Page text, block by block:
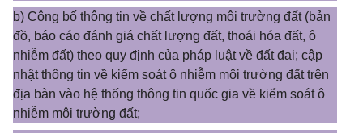
b) Công bố thông tin về chất lượng môi trường đất (bản
đồ, báo cáo đánh giá chất lượng đất, thoái hóa đất, ô
nhiễm đất) theo quy định của pháp luật về đất đai; cập
nhật thông tin về kiểm soát ô nhiễm môi trường đất trên
địa bàn vào hệ thống thông tin quốc gia về kiểm soát ô
nhiễm môi trường đất;